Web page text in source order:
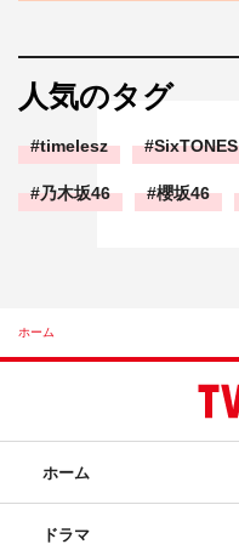
人気のタグ
timelesz SixTONES
乃木坂46 櫻坂46
ホーム
ホーム
ドラマ